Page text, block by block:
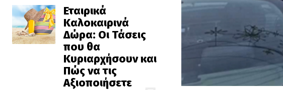
Εταιρικά
Καλοκαιρινά
Δώρα: Οι Τάσεις
που θα
Κυριαρχήσουν και
Πώς να τις
Αξιοποιήσετε